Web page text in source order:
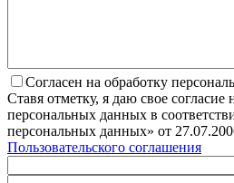
Согласен на обработку
Ставя отметку, я даю свое согласие
персональных данных в
персональных данных» от
Пользовательского соглашения